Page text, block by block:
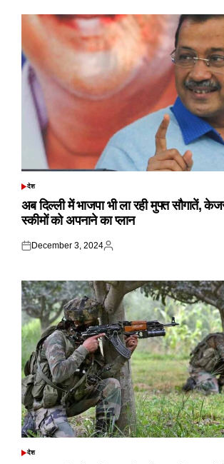
POSTED
देश
अब दिल्ली में भाजपा भी ला रही मुफ्त सौगातें,
स्कीमों को अपनाने का प्लान
Posted
December 3, 2024
Posted
POSTED
देश